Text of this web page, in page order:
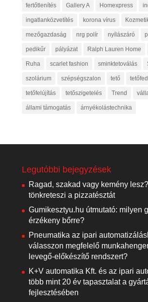
fertőtlenítés Gallery A Homexpress
ingatlanközvetítés korona vírus
mezőgazdaság nrg polír nyílászáró
pedikűr pályázat Ralph Lauren Home
Ruha scarlet fashion sminktetoválás
szolárium szépségszalon tető
tetőfelújítás tetőszigetelés Trend
állami támogatás árnyékolástechnika
Legutóbbi bejegyzések
Ragad, szakad vagy kemény
tönkreteszi a pizzatésztát
Gumikesztyu.hu útmutató: milyen
érzékeny bőrre?
Pneumatika az ipari
válasszon megfelelő
levegő-előkészítő rendszert?
K+V automatika Kft. és az ipari
több mint 20 év tapasztalat a
fejlesztésében